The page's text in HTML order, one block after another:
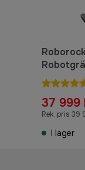
37 999
Rek. pris 39
I lager